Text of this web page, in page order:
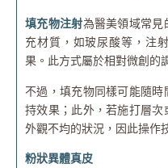
填充物注射為醫美領域常
充材質，如玻尿酸等，注
果。此方式屬於相對微創的
不過，填充物同樣可能隨
持效果；此外，若施打層
外觀不均的狀況，因此操作
粉狀異體真皮